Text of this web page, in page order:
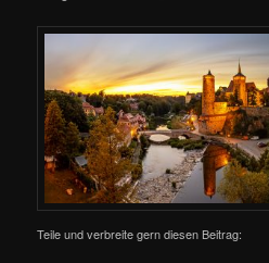
Teile und verbreite gern diesen Beitrag: